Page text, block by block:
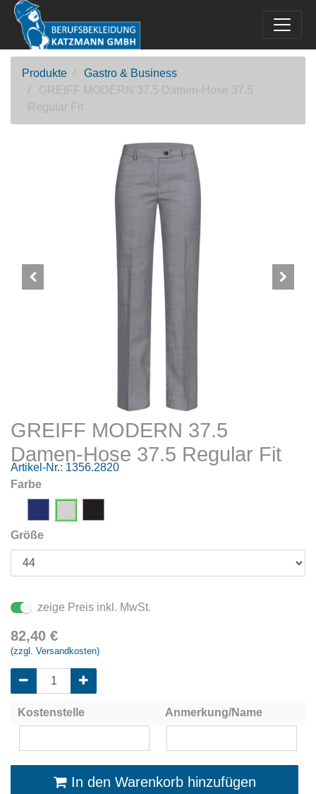
Produkte
Gastro & Business
GREIFF MODERN 37.5 Damen-Hose 37.5
Regular Fit
GREIFF MODERN 37.5
Damen-Hose 37.5 Regular Fit
Artikel-Nr.: 1356.2820
Farbe
Größe
zeige Preis inkl. MwSt.
82,40 €
(zzgl. Versandkosten)
Kostenstelle Anmerkung/Name
In den Warenkorb hinzufügen